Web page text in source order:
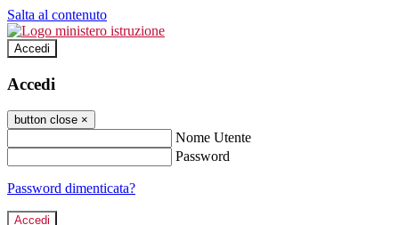
Salta al contenuto
Accedi
Accedi
button close ×
Nome Utente
Password
Password dimenticata?